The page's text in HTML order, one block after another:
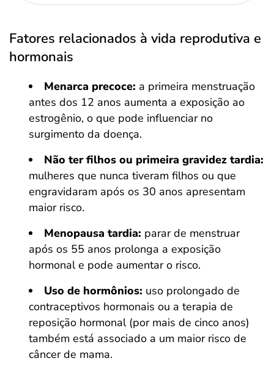
Fatores relacionados à vida reprodutiva e
hormonais
Menarca precoce: a primeira menstruação
antes dos 12 anos aumenta a exposição ao
estrogênio, o que pode influenciar no
surgimento da doença.
Não ter filhos ou primeira gravidez tardia:
mulheres que nunca tiveram filhos ou que
engravidaram após os 30 anos apresentam
maior risco.
Menopausa tardia: parar de menstruar
após os 55 anos prolonga a exposição
hormonal e pode aumentar o risco.
Uso de hormônios: uso prolongado de
contraceptivos hormonais ou a terapia de
reposição hormonal (por mais de cinco anos)
também está associado a um maior risco de
câncer de mama.